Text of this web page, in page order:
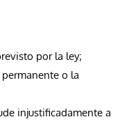
por la ley;
o la
injustificadamente a